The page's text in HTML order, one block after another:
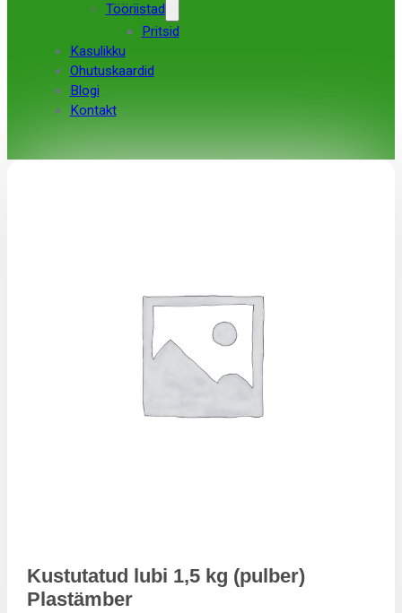
Tööriistad
Pritsid
Kasulikku
Ohutuskaardid
Blogi
Kontakt
Kustutatud lubi 1,5 kg (pulber)
Plastämber